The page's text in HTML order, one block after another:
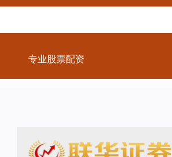
专业股票配资